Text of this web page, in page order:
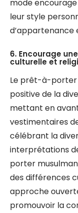
mode
leur style
d’appartenance
6. Encourage
culturelle et
Le prêt-à-porter
positive de la
mettant en
vestimentaires
célébrant la
interprétations
porter
des différences
approche
promouvoir la